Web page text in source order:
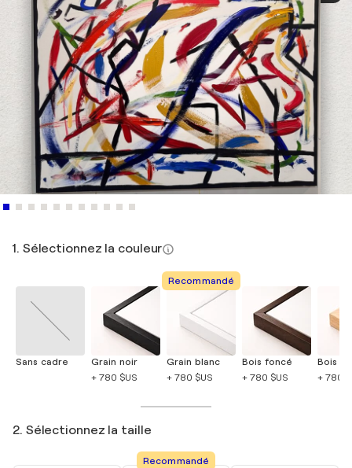
1. Sélectionnez la couleur
Sans cadre
Grain noir
+ 780 $US
Recommandé
Grain blanc
+ 780 $US
Bois foncé
+ 780 $US
Bois
+ 780
2. Sélectionnez la taille
Recommandé